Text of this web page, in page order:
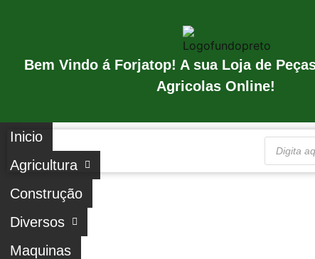
Bem Vindo á Forjatop! A sua Loja de
Agricolas Online!
Inicio
Agricultura
Construção
Diversos
Maquinas